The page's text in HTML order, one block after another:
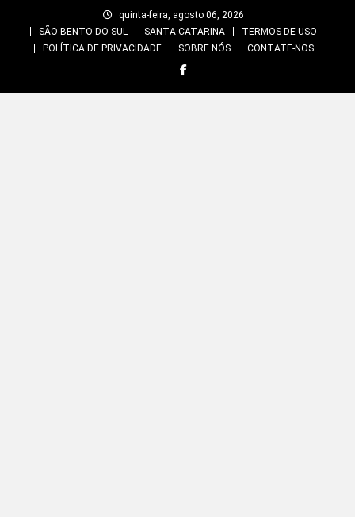
quinta-feira, agosto 06, 2026
SÃO BENTO DO SUL
SANTA CATARINA
TERMOS DE USO
POLÍTICA DE PRIVACIDADE
SOBRE NÓS CONTATE-NOS